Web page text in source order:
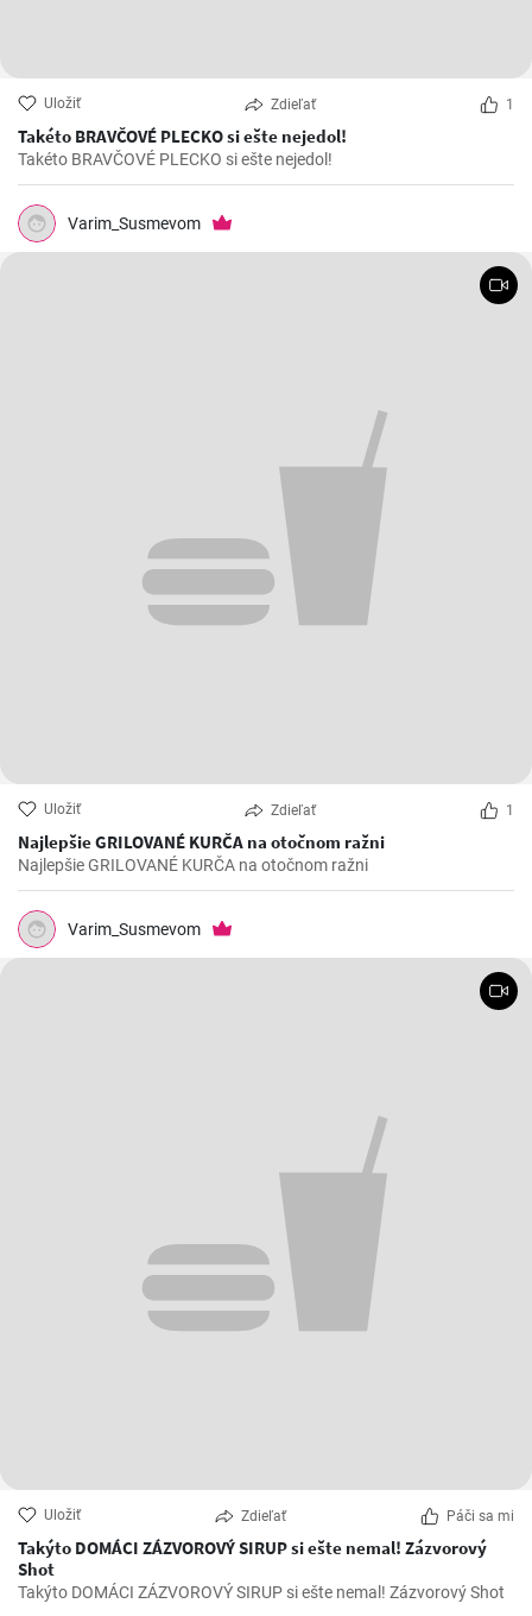
Uložiť Zdieľať 1
Takéto BRAVČOVÉ PLECKO si ešte nejedol!
Takéto BRAVČOVÉ PLECKO si ešte nejedol!
Varim_Susmevom
Uložiť Zdieľať 1
Najlepšie GRILOVANÉ KURČA na otočnom ražni
Najlepšie GRILOVANÉ KURČA na otočnom ražni
Varim_Susmevom
Uložiť Zdieľať Páči sa mi
Takýto DOMÁCI ZÁZVOROVÝ SIRUP si ešte nemal! Zázvorový
Shot
Takýto DOMÁCI ZÁZVOROVÝ SIRUP si ešte nemal! Zázvorový Shot